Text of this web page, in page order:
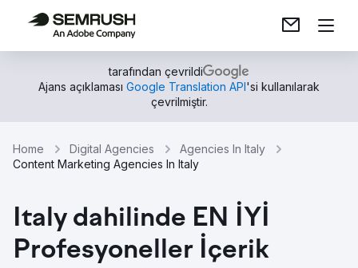
tarafından çevrildi
Ajans açıklaması Google Translation API'si kullanılarak
çevrilmiştir.
Home Digital Agencies
Agencies In Italy
Content Marketing Agencies In Italy
Italy dahilinde EN İYİ
Profesyoneller İçerik